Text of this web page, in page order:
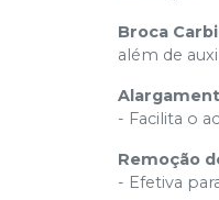
Broca
além de
- Facilita o
Remoção
- Efetiva